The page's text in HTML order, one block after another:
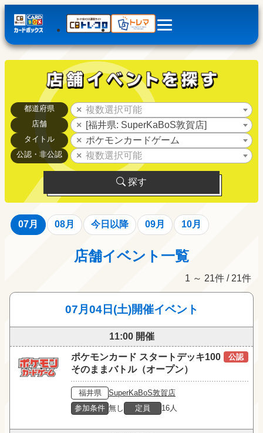
都道府県 複数選択可能
店舗 [福井県: SuperKaBoS敦賀店]
タイトル ポケモンカードゲーム
公認・非公認 複数選択可能
探す
07月 08月 今日以降 09月 10月
店舗イベント一覧
1 ～ 21件 / 21件
07月04日(土)開催イベント
11:00 開催
ポケモンカード スタートデッキ100
そのままバトル（オープン）
公認
福井県
SuperKaBoS敦賀店
参加条件 無し 定員 16人